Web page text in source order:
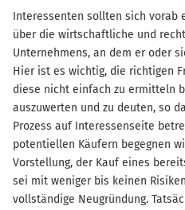
Interessenten sollten sich vorab
über die wirtschaftliche und
Unternehmens, an dem er oder
Hier ist es wichtig, die richtigen
diese nicht einfach zu ermitteln
auszuwerten und zu deuten, so
Prozess auf Interessenseite
potentiellen Käufern begegnen
Vorstellung, der Kauf eines
sei mit weniger bis keinen
vollständige Neugründung.